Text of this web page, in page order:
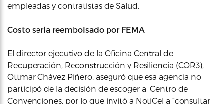
empleadas y contratistas de Salud.
Costo sería reembolsado por FEMA
El director ejecutivo de la Oficina Central de
Recuperación, Reconstrucción y Resiliencia (COR3),
Ottmar Chávez Piñero, aseguró que esa agencia no
participó de la decisión de escoger al Centro de
Convenciones, por lo que invitó a NotiCel a “consultar